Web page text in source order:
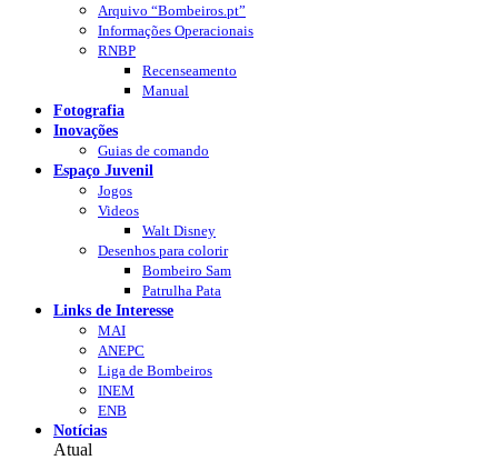
Arquivo “Bombeiros.pt”
Informações Operacionais
RNBP
Recenseamento
Manual
Fotografia
Inovações
Guias de comando
Espaço Juvenil
Jogos
Videos
Walt Disney
Desenhos para colorir
Bombeiro Sam
Patrulha Pata
Links de Interesse
MAI
ANEPC
Liga de Bombeiros
INEM
ENB
Notícias
Atual